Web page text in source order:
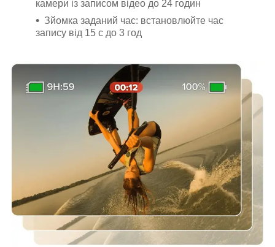
камери із записом відео до 24 годин
Зйомка заданий час: встановлюйте час
запису від 15 с до 3 год